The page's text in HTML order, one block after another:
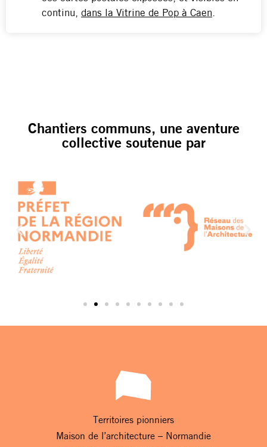
continu, dans la Vitrine de Pop à Caen.
Chantiers communs, une aventure
collective soutenue par
Territoires pionniers
Maison de l’architecture – Normandie